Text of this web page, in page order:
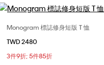
選擇您的尺碼
Monogram 標誌修身短版 T 恤
TWD 2480
3件9折; 5件85折